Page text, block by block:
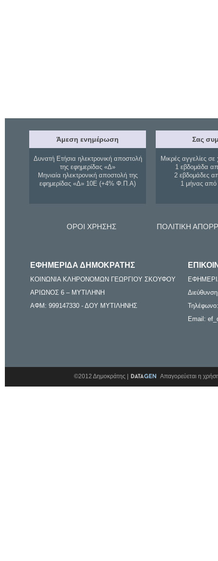
Άμεση ενημέρωση
Δυνατή Ετήσια ηλεκτρονική αποστολή
της εφημερίδας «Δ»
Μηνιαία ηλεκτρονική αποστολή της
εφημερίδας «Δ» 10Ε (+4% Φ.Π.Α)
Σας
Μικρές αγγελίες σε
1 εβδομάδα
2 εβδομάδες
1 μήνας
ΟΡΟΙ ΧΡΗΣΗΣ ΠΟΛΙΤΙΚΗ
ΕΦΗΜΕΡΙΔΑ ΔΗΜΟΚΡΑΤΗΣ
ΚΟΙΝΩΝΙΑ ΚΛΗΡΟΝΟΜΩΝ ΓΕΩΡΓΙΟΥ ΣΚΟΥΦΟΥ
ΑΡΙΩΝΟΣ 6 – ΜΥΤΙΛΗΝΗ
ΑΦΜ: 999147330 - ΔΟΥ ΜΥΤΙΛΗΝΗΣ
Email:
©2012 Δημοκράτης | Απαγορεύεται η